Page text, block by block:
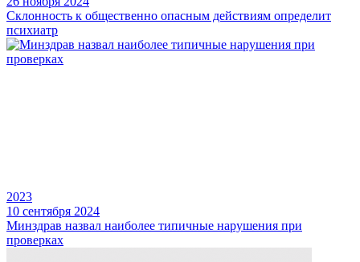
Склонность к общественно опасным действиям определит
психиатр
2023
10 сентября 2024
Минздрав назвал наиболее типичные нарушения при
проверках